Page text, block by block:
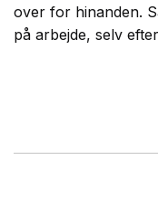
over for hinanden.
på arbejde, selv